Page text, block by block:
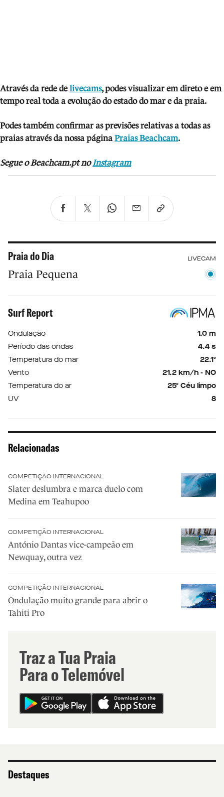
Através da rede delivecams, podes visualizar em direto e em
tempo real toda a evolução do estado do mar e da praia.
Podes também confirmar as previsões relativas a todas as
praias através da nossa páginaPraias Beachcam.
Segue o Beachcam.pt no Instagram
Praia do Dia LIVECAM
Praia Pequena
Surf Report
Ondulação
1.0 m
Período das ondas
4.4 s
Temperatura do mar
22.1º
Vento
21.2 km/h - NO
Temperatura do ar
25º Céu limpo
UV
8
Relacionadas
COMPETIÇÃO INTERNACIONAL
Slater deslumbra e marca duelo com
Medina em Teahupoo
COMPETIÇÃO INTERNACIONAL
António Dantas vice-campeão em
Newquay, outra vez
COMPETIÇÃO INTERNACIONAL
Ondulação muito grande para abrir o
Tahiti Pro
Traz a Tua Praia
Para o Telemóvel
Destaques